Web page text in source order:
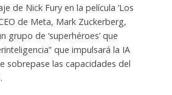
de Nick Fury en la película ‘Los
de Meta, Mark Zuckerberg,
grupo de ‘superhéroes’ que
que impulsará la IA
sobrepase las capacidades del